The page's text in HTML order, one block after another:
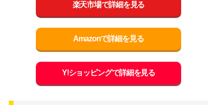
楽天市場で詳細を見る
Amazonで詳細を見る
Y!ショッピングで詳細を見る